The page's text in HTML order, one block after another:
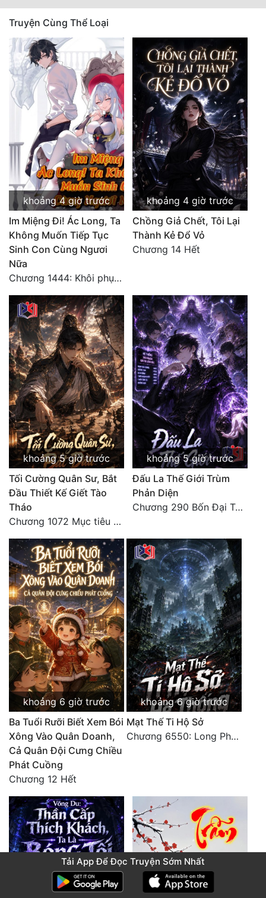
Truyện Cùng Thể Loại
khoảng 4 giờ trước
Im Miệng Đi! Ác Long, Ta
Không Muốn Tiếp Tục
Sinh Con Cùng Ngươi
Nữa
Chương 1444: Khôi phục quỹ đạo
khoảng 4 giờ trước
Chồng Giả Chết, Tôi Lại
Thành Kẻ Đổ Vỏ
Chương 14 Hết
khoảng 5 giờ trước
Tối Cường Quân Sư, Bắt
Đầu Thiết Kế Giết Tào
Tháo
Chương 1072 Mục tiêu của chúng ta là biển sao trời (2/2)
khoảng 5 giờ trước
Đấu La Thế Giới Trùm
Phản Diện
Chương 290 Bốn Đại Tông Môn Đơn Thuộc Tính Vô Cùng Thê Lương
khoảng 6 giờ trước
Ba Tuổi Rưỡi Biết Xem Bói
Xông Vào Quân Doanh,
Cả Quân Đội Cưng Chiều
Phát Cuồng
Chương 12 Hết
khoảng 6 giờ trước
Mạt Thế Ti Hộ Sở
Chương 6550: Long Phượng Thần Trận
Tải App Để Đọc Truyện Sớm Nhất